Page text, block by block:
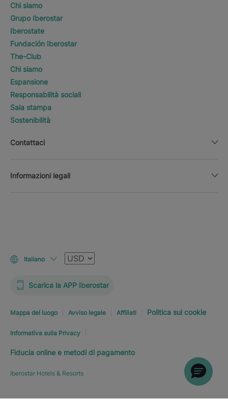
Chi siamo
Grupo Iberostar
Iberostate
Fundación Iberostar
The-Club
Chi siamo
Espansione
Responsabilità sociali
Sala stampa
Sostenibilità
Contattaci
Informazioni legali
Italiano Valuta
Scarica la APP Iberostar
Mappa del luogo Avviso legale Affiliati Politica sui cookie
Informativa sulla Privacy
Fiducia online e metodi di pagamento
Iberostar Hotels & Resorts